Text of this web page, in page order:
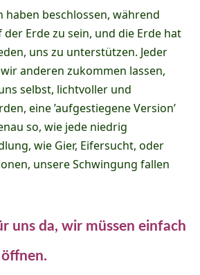
haben beschlossen, während
Erde zu sein, und die Erde hat
uns zu unterstützen. Jeder
anderen zukommen lassen,
selbst, lichtvoller und
eine ’aufgestiegene Version’
so, wie jede niedrig
wie Gier, Eifersucht, oder
unsere Schwingung fallen
uns da, wir müssen einfach